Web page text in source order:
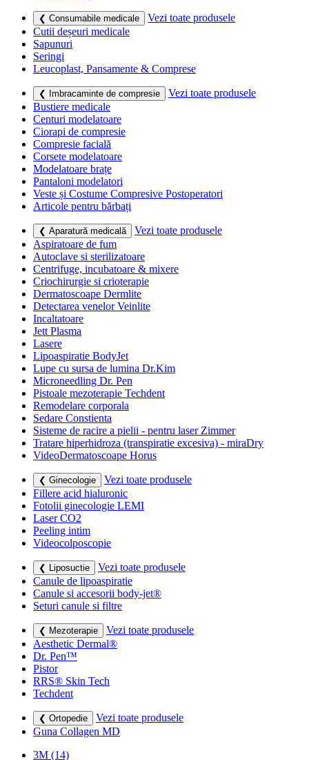
❮ Consumabile medicale
Vezi toate produsele
Cutii deșeuri medicale
Sapunuri
Seringi
Leucoplast, Pansamente & Comprese
❮ Imbracaminte de compresie
Vezi toate produsele
Bustiere medicale
Centuri modelatoare
Ciorapi de compresie
Compresie facială
Corsete modelatoare
Modelatoare brațe
Pantaloni modelatori
Veste și Costume Compresive Postoperatori
Articole pentru bărbați
❮ Aparatură medicală
Vezi toate produsele
Aspiratoare de fum
Autoclave si sterilizatoare
Centrifuge, incubatoare & mixere
Criochirurgie si crioterapie
Dermatoscoape Dermlite
Detectarea venelor Veinlite
Incaltatoare
Jett Plasma
Lasere
Lipoaspiratie BodyJet
Lupe cu sursa de lumina Dr.Kim
Microneedling Dr. Pen
Pistoale mezoterapie Techdent
Remodelare corporala
Sedare Constienta
Sisteme de racire a pielii - pentru laser Zimmer
Tratare hiperhidroza (transpiratie excesiva) - miraDry
VideoDermatoscoape Horus
❮ Ginecologie
Vezi toate produsele
Fillere acid hialuronic
Fotolii ginecologie LEMI
Laser CO2
Peeling intim
Videocolposcopie
❮ Liposuctie
Vezi toate produsele
Canule de lipoaspiratie
Canule si accesorii body-jet®
Seturi canule si filtre
❮ Mezoterapie
Vezi toate produsele
Aesthetic Dermal®
Dr. Pen™
Pistor
RRS® Skin Tech
Techdent
❮ Ortopedie
Vezi toate produsele
Guna Collagen MD
3M (14)